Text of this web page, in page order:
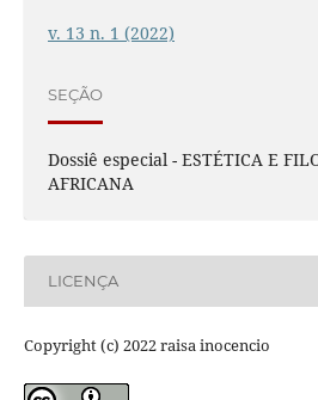
v. 13 n. 1 (2022)
SEÇÃO
Dossiê especial - ESTÉTICA E
AFRICANA
LICENÇA
Copyright (c) 2022 raisa inocencio